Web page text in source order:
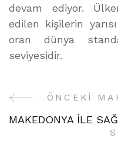
devam ediyor.
edilen kişilerin
oran dünya
seviyesidir.
YazıÖNCEKI
MAKEDONYA İLE